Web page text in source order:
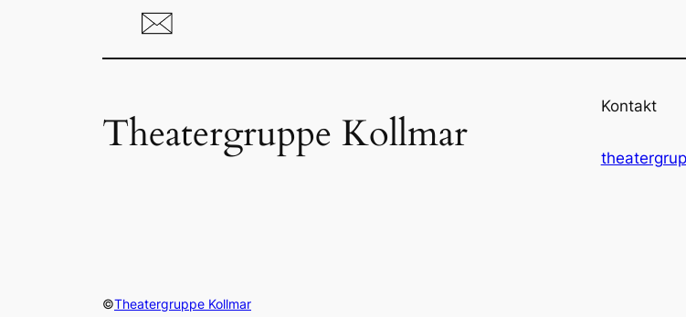
Theatergruppe Kollmar
Kontakt
©Theatergruppe Kollmar